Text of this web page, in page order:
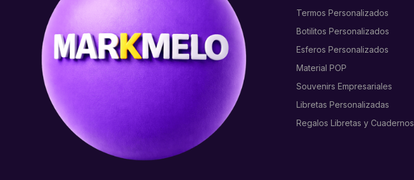
Termos Personalizados
Botilitos Personalizados
Esferos Personalizados
Material POP
Souvenirs Empresariales
Libretas Personalizadas
Regalos Libretas y Cuadernos